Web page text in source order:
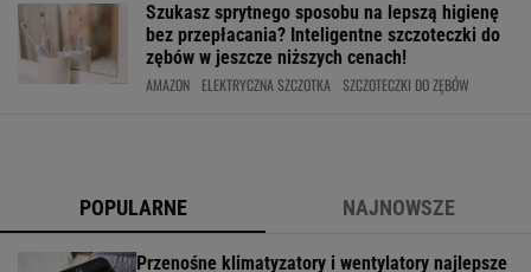
Szukasz sprytnego sposobu na lepszą higienę
bez przepłacania? Inteligentne szczoteczki do
zębów w jeszcze niższych cenach!
AMAZON ELEKTRYCZNA SZCZOTKA SZCZOTECZKI DO ZĘBÓW
POPULARNE NAJNOWSZE
Przenośne klimatyzatory i wentylatory najlepsze